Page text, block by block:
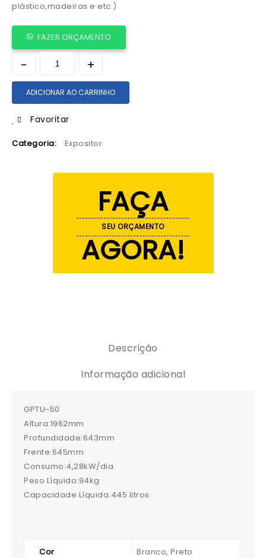
plástico,madeiras e etc.)
FAZER ORÇAMENTO
ADICIONAR AO CARRINHO
Favoritar
Categoria: Expositor
FAÇA
SEU ORÇAMENTO
AGORA!
Descrição
Informação adicional
GPTU-50
Altura:1962mm
Profundidade:643mm
Frente:645mm
Consumo:4,28kW/dia
Peso Líquido:94kg
Capacidade Líquida:445 litros
Cor Branco, Preto